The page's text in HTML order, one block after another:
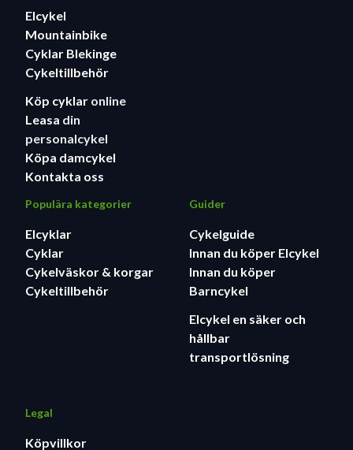
Elcykel
Mountainbike
Cyklar Blekinge
Cykeltillbehör
Köp cyklar online
Leasa din
personalcykel
Köpa damcykel
Kontakta oss
Populära kategorier
Elcyklar
Cyklar
Cykelväskor & korgar
Cykeltillbehör
Guider
Cykelguide
Innan du köper Elcykel
Innan du köper
Barncykel
Elcykel en säker och
hållbar
transportlösning
Legal
Köpvillkor